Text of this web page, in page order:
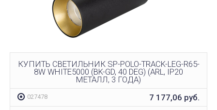
КУПИТЬ СВЕТИЛЬНИК SP-POLO-TRACK-LEG-R65-
8W WHITE5000 (BK-GD, 40 DEG) (ARL, IP20
МЕТАЛЛ, 3 ГОДА)
027478 7 177,06 руб.